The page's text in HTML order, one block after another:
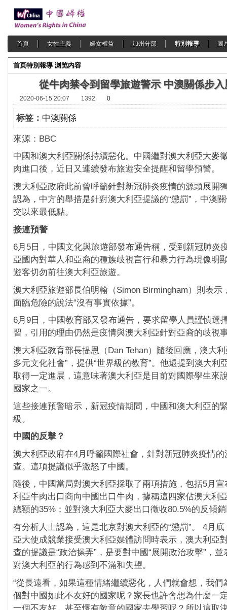
首頁 女性主義 婦女權益 加州分部 特別報導 圖
首页特別報導 浏览内容
從牛肉禁令到留學旅遊警示 中澳關係步
2020-06-15 20:07 1392 0
标签： 中澳關係
來源：BBC
中國和澳大利亞關係持續惡化。中國繼對澳大利亞大麥
肉進口後，近日又連續發布旅遊安全提醒和留學預警。
澳大利亞政府此前曾呼籲針對新冠肺炎疫情的源頭展開
認為，中方的舉措是針對澳大利亞提議的“懲罰”，中澳
交以來最低點。
接連預警
6月5日，中國文化與旅遊部發布通告稱，受到新冠肺炎
亞國內對華人和亞裔的種族歧視言行和暴力行為現像明
遊客切勿前往澳大利亞旅遊。
澳大利亞旅遊部長伯明翰（Simon Birmingham）則表示
面臨危險的說法“沒有事實依據”。
6月9日，中國教育部又發布通告，要求留學人員謹慎選
習，引用的理由仍然是疫情與澳大利亞針對亞裔的歧視
澳大利亞教育部長提恩（Dan Tehan）隨後回應，澳大
多元文化社會”，提供“世界級的教育”。他還提到澳大利
取得一定進展，這意味著澳大利亞是目前對國際學生來
國家之一。
這些接連預警暗示，新冠疫情期間，中國和澳大利亞的
級。
中國的反擊？
澳大利亞政府在4月呼籲國際社會，針對新冠肺炎疫情
查。這項提議似乎激怒了中國。
隨後，中國當局對澳大利亞採取了兩項措施，包括5月
利亞牛肉出口商向中國出口牛肉，據稱這四家佔澳大利
總額的35%；並對澳大利亞大麥出口徵收80.5%的反傾
有分析人士認為，這是北京對澳大利亞的“懲罰”。 4月
亞大使成競業接受澳大利亞媒體訪問時表示，澳大利亞
查的提議是“政治操弄”，是要對中國“展開政治攻擊”，
對澳大利亞的行為感到不滿和失望。
“從長遠看，如果這種情緒繼續惡化，人們就會想，我們
個對中國如此不友好的國家呢？家長也許會想為什麼一
一個不友好、甚至懷有敵意的國家去學習呢？所以這取